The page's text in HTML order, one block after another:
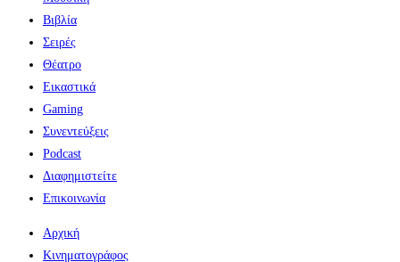
Βιβλία
Σειρές
Θέατρο
Εικαστικά
Gaming
Συνεντεύξεις
Podcast
Διαφημιστείτε
Επικοινωνία
Αρχική
Κινηματογράφος